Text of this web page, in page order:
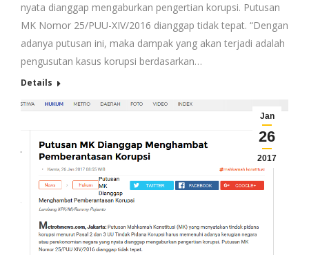
nyata dianggap mengaburkan pengertian korupsi. Putusan
MK Nomor 25/PUU-XIV/2016 dianggap tidak tepat. “Dengan
adanya putusan ini, maka dampak yang akan terjadi adalah
pengusutan kasus korupsi berdasarkan…
Details
Jan
26
2017